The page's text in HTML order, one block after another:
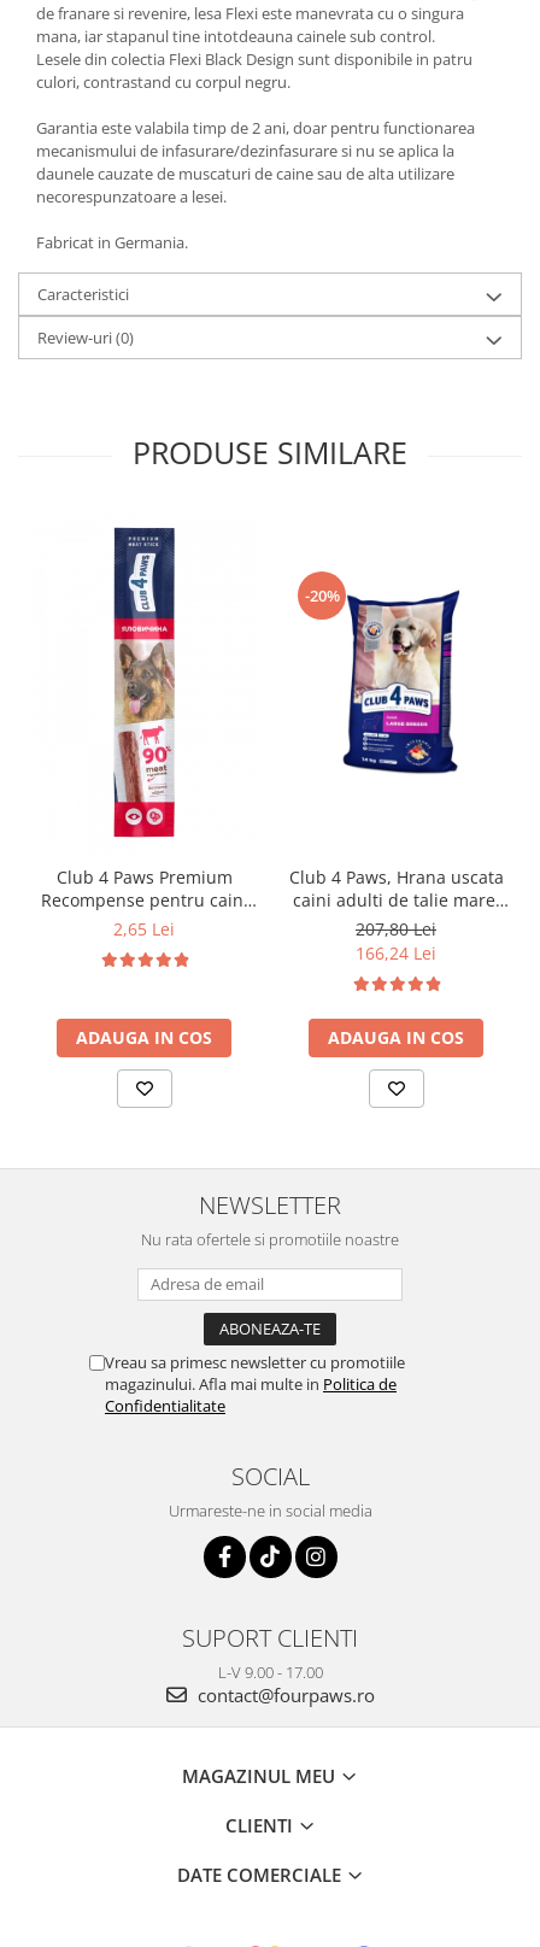
de franare si revenire, lesa Flexi este manevrata cu o singura
mana, iar stapanul tine intotdeauna cainele sub control.
Lesele din colectia Flexi Black Design sunt disponibile in patru
culori, contrastand cu corpul negru.
Garantia este valabila timp de 2 ani, doar pentru functionarea
mecanismului de infasurare/dezinfasurare si nu se aplica la
daunele cauzate de muscaturi de caine sau de alta utilizare
necorespunzatoare a lesei.
Fabricat in Germania.
Caracteristici
Review-uri(0)
PRODUSE SIMILARE
Club 4 Paws Premium
Recompense pentru caini
stick cu vita, 12g
2,65 Lei
ADAUGA IN COS
-20%
Club 4 Paws, Hrana uscata
caini adulti de talie mare,
pui, 14kg
207,80 Lei
166,24 Lei
ADAUGA IN COS
NEWSLETTER
Nu rata ofertele si promotiile noastre
Vreau sa primesc newsletter cu promotiile
magazinului. Afla mai multe in Politica de
Confidentialitate
SOCIAL
Urmareste-ne in social media
SUPORT CLIENTI
L-V 9.00 - 17.00
contact@fourpaws.ro
MAGAZINUL MEU
CLIENTI
DATE COMERCIALE